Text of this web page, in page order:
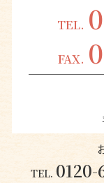
TEL.
FAX.
TEL. 0120-